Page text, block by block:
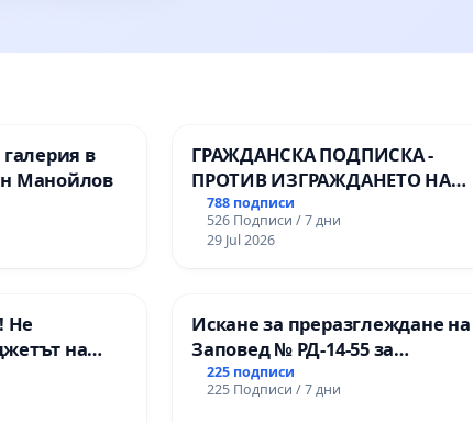
в
Манойлов
ГРАЖДАНСКА ПОДПИСКА -
ПРОТИВ ИЗГРАЖДАНЕТО НА
ВЪЖЕНА ЛИНИЯ (ЛИФТ) НА
ТЕРИТОРИЯТА НА ПРИРОДНА
ЗАБЕЛЕЖИТЕЛНОСТ „ХЪЛМ НА
788 подписи
526 Подписи / 7 дни
29 Jul 2026
Не
на
и
Искане за преразглеждане на
Заповед № РД-14-55 за
вливането на
Професионалната гимназия по
225 подписи
225 Подписи / 7 дни